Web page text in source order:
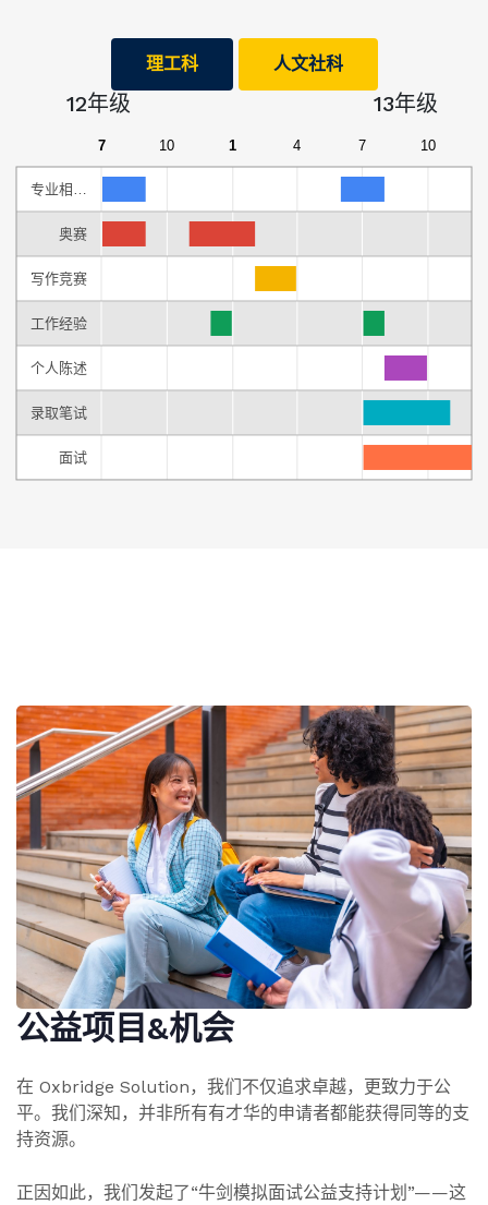
理工科 人文社科
12年级 13年级
专业相…
奥赛
写作竞赛
工作经验
个人陈述
录取笔试
面试
7 10 1 4 7 10
公益项目&机会
在 Oxbridge Solution，我们不仅追求卓越，更致力于公
平。我们深知，并非所有有才华的申请者都能获得同等的支
持资源。
正因如此，我们发起了“牛剑模拟面试公益支持计划”——这